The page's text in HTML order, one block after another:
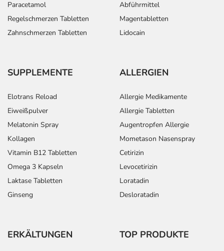
Paracetamol
Regelschmerzen Tabletten
Zahnschmerzen Tabletten
Abführmittel
Magentabletten
Lidocain
SUPPLEMENTE
Elotrans Reload
Eiweißpulver
Melatonin Spray
Kollagen
Vitamin B12 Tabletten
Omega 3 Kapseln
Laktase Tabletten
Ginseng
ALLERGIEN
Allergie Medikamente
Allergie Tabletten
Augentropfen Allergie
Mometason Nasenspray
Cetirizin
Levocetirizin
Loratadin
Desloratadin
ERKÄLTUNGEN TOP PRODUKTE